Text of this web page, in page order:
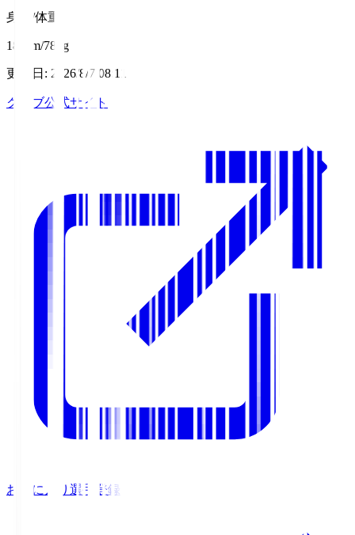
身長/体重
185cm/78kg
更新日 : 2026/8/7 08:11
クラブ公式サイト
お気に入り選手登録